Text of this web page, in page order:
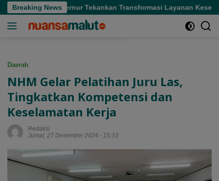
Langsung
ke
Breaking News
Sofifi, Gubernur Tekankan Transformasi Layanan Kesehatan
Daerah
NHM Gelar Pelatihan Juru Las,
Tingkatkan Kompetensi dan
Keselamatan Kerja
Redaksi
Jumat, 27 Desember 2024 - 15:33